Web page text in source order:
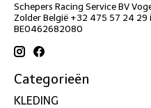
Schepers Racing Service BV
Zolder België +32 475 57 24 29
BE0462682080
Categorieën
KLEDING